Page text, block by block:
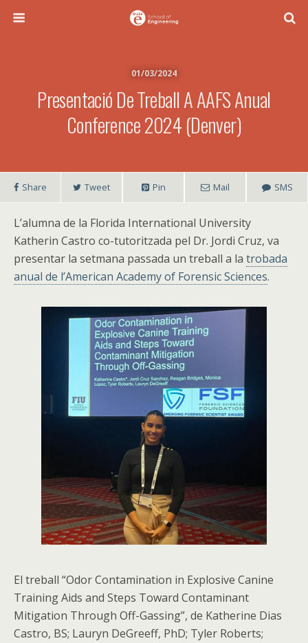
01/03/2024
Presentació De Treball A AAFS Anual
Conference 2024 (Denver)
Share Tweet Pin Mail SMS
L’alumna de la Florida International University
Katherin Castro co-tutoritzada pel Dr. Jordi Cruz, va
presentar la setmana passada un treball a la trobada
anual de l’American Academy of Forensic Sciences.
El treball “Odor Contamination in Explosive Canine
Training Aids and Steps Toward Contaminant
Mitigation Through Off-Gassing”, de Katherine Dias
Castro, BS; Lauryn DeGreeff, PhD; Tyler Roberts;